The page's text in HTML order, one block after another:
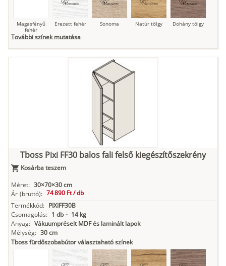
Magasfényű
fehér
Erezett fehér Sonoma Natúr tölgy Dohány tölgy
Loft beton
Szupermatt
Nádzöld
Antracit Matt fekete
További színek mutatása
Tboss Pixi FF30 balos fali felső kiegészítőszekrény
Kosárba teszem
Méret: 30×70×30 cm
Ár (bruttó): 74 890 Ft /db
Termékkód: PIXIFF30B
Csomagolás: 1 db - 14 kg
Anyag: Vákuumpréselt MDF és laminált lapok
Mélység: 30 cm
Tboss fürdőszobabútor választaható színek